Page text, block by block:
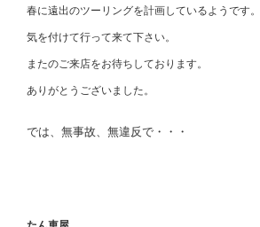
春に遠出のツーリングを計画しているようです。
気を付けて行って来て下さい。
またのご来店をお待ちしております。
ありがとうございました。
では、無事故、無違反で・・・